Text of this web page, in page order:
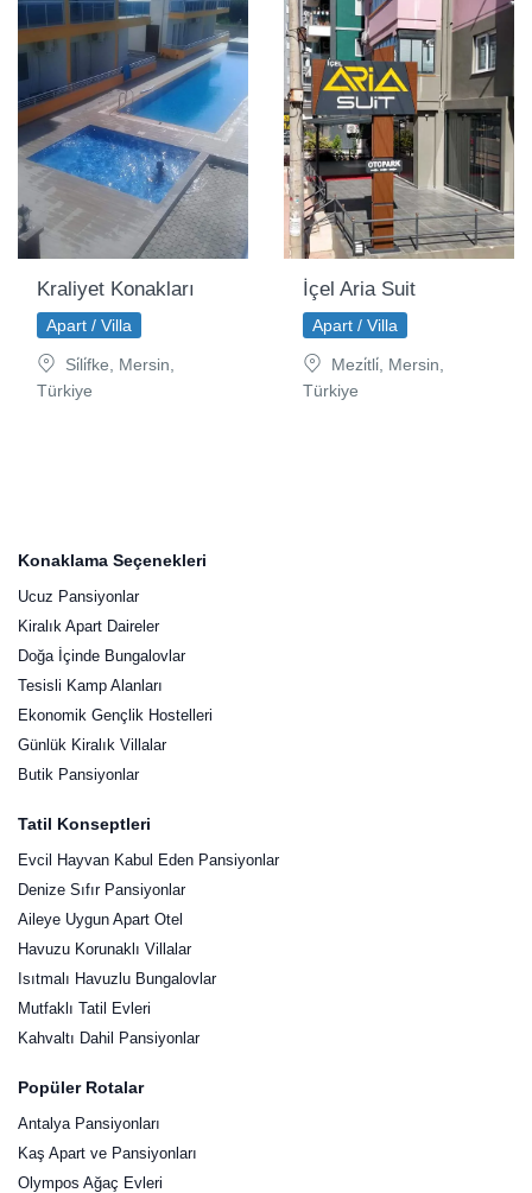
Kraliyet Konakları
Apart / Villa
Si̇li̇fke, Mersin,
Türkiye
İçel Aria Suit
Apart / Villa
Mezi̇tli̇, Mersin,
Türkiye
Konaklama Seçenekleri
Ucuz Pansiyonlar
Kiralık Apart Daireler
Doğa İçinde Bungalovlar
Tesisli Kamp Alanları
Ekonomik Gençlik Hostelleri
Günlük Kiralık Villalar
Butik Pansiyonlar
Tatil Konseptleri
Evcil Hayvan Kabul Eden Pansiyonlar
Denize Sıfır Pansiyonlar
Aileye Uygun Apart Otel
Havuzu Korunaklı Villalar
Isıtmalı Havuzlu Bungalovlar
Mutfaklı Tatil Evleri
Kahvaltı Dahil Pansiyonlar
Popüler Rotalar
Antalya Pansiyonları
Kaş Apart ve Pansiyonları
Olympos Ağaç Evleri